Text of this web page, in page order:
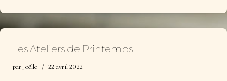
Les Ateliers de Printemps
par Joëlle 22 avril 2022